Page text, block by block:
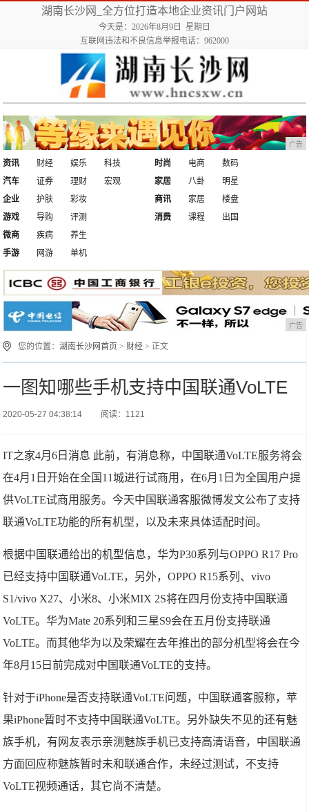
湖南长沙网_全方位打造本地企业资讯门户网站
今天是：2026年8月9日 星期日
互联网违法和不良信息举报电话：962000
广告
资讯 财经 娱乐
科技
汽车
证券 理财 宏观
时尚 电商
数码
家居
八卦
明星
企业
护肤
彩妆
游戏
导购 评测
商讯 家居
楼盘
消费
课程
出国
微商
疾病
养生
手游
网游 单机
广告
您的位置：湖南长沙网首页 > 财经 > 正文
一图知哪些手机支持中国联通VoLTE
2020-05-27 04:38:14 阅读：1121
IT之家4月6日消息 此前，有消息称，中国联通VoLTE服务将会
在4月1日开始在全国11城进行试商用，在6月1日为全国用户提
供VoLTE试商用服务。今天中国联通客服微博发文公布了支持
联通VoLTE功能的所有机型，以及未来具体适配时间。
根据中国联通给出的机型信息，华为P30系列与OPPO R17 Pro
已经支持中国联通VoLTE，另外，OPPO R15系列、vivo
S1/vivo X27、小米8、小米MIX 2S将在四月份支持中国联通
VoLTE。华为Mate 20系列和三星S9会在五月份支持联通
VoLTE。而其他华为以及荣耀在去年推出的部分机型将会在今
年8月15日前完成对中国联通VoLTE的支持。
针对于iPhone是否支持联通VoLTE问题，中国联通客服称，苹
果iPhone暂时不支持中国联通VoLTE。另外缺失不见的还有魅
族手机，有网友表示亲测魅族手机已支持高清语音，中国联通
方面回应称魅族暂时未和联通合作，未经过测试，不支持
VoLTE视频通话，其它尚不清楚。